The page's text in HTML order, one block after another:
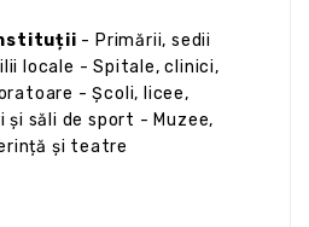
- Primării, sedii
locale - Spitale, clinici,
- Școli, licee,
săli de sport - Muzee,
și teatre